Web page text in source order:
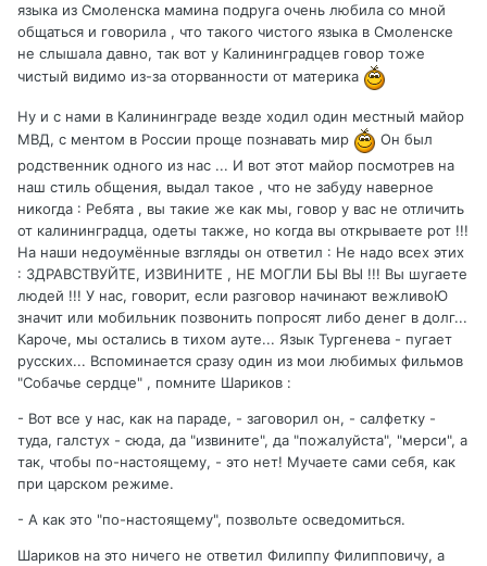
языка из Смоленска мамина подруга очень любила со мной
общаться и говорила , что такого чистого языка в Смоленске
не слышала давно, так вот у Калининградцев говор тоже
чистый видимо из-за оторванности от материка
Ну и с нами в Калининграде везде ходил один местный майор
МВД, с ментом в России проще познавать мир
Он был
родственник одного из нас ... И вот этот майор посмотрев на
наш стиль общения, выдал такое , что не забуду наверное
никогда : Ребята , вы такие же как мы, говор у вас не отличить
от калининградца, одеты также, но когда вы открываете рот !!!
На наши недоумённые взгляды он ответил : Не надо всех этих
: ЗДРАВСТВУЙТЕ, ИЗВИНИТЕ , НЕ МОГЛИ БЫ ВЫ !!! Вы шугаете
людей !!! У нас, говорит, если разговор начинают вежливоЮ
значит или мобильник позвонить попросят либо денег в долг...
Кароче, мы остались в тихом ауте... Язык Тургенева - пугает
русских... Вспоминается сразу один из мои любимых фильмов
"Собачье сердце" , помните Шариков :
- Вот все у нас, как на параде, - заговорил он, - салфетку -
туда, галстух - сюда, да "извините", да "пожалуйста", "мерси", а
так, чтобы по-настоящему, - это нет! Мучаете сами себя, как
при царском режиме.
- А как это "по-настоящему", позвольте осведомиться.
Шариков на это ничего не ответил Филиппу Филипповичу, а